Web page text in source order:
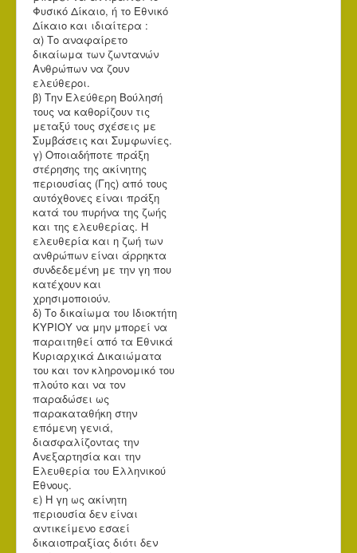
Φυσικό Δίκαιο, ή το Εθνικό
Δίκαιο και ιδιαίτερα :
α) Το αναφαίρετο
δικαίωμα των ζωντανών
Ανθρώπων να ζουν
ελεύθεροι.
β) Την Ελεύθερη Βούλησή
τους να καθορίζουν τις
μεταξύ τους σχέσεις με
Συμβάσεις και Συμφωνίες.
γ) Οποιαδήποτε πράξη
στέρησης της ακίνητης
περιουσίας (Γης) από τους
αυτόχθονες είναι πράξη
κατά του πυρήνα της ζωής
και της ελευθερίας. Η
ελευθερία και η ζωή των
ανθρώπων είναι άρρηκτα
συνδεδεμένη με την γη που
κατέχουν και
χρησιμοποιούν.
δ) Το δικαίωμα του Ιδιοκτήτη
ΚΥΡΙΟΥ να μην μπορεί να
παραιτηθεί από τα Εθνικά
Κυριαρχικά Δικαιώματα
του και τον κληρονομικό του
πλούτο και να τον
παραδώσει ως
παρακαταθήκη στην
επόμενη γενιά,
διασφαλίζοντας την
Ανεξαρτησία και την
Ελευθερία του Ελληνικού
Έθνους.
ε) Η γη ως ακίνητη
περιουσία δεν είναι
αντικείμενο εσαεί
δικαιοπραξίας διότι δεν